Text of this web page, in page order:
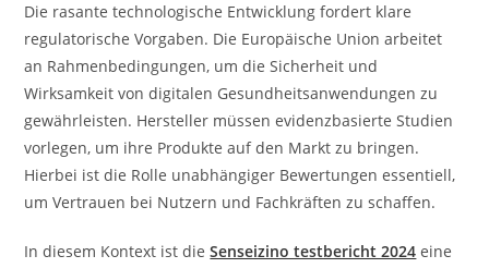
Die rasante technologische Entwicklung fordert klare
regulatorische Vorgaben. Die Europäische Union arbeitet
an Rahmenbedingungen, um die Sicherheit und
Wirksamkeit von digitalen Gesundheitsanwendungen zu
gewährleisten. Hersteller müssen evidenzbasierte Studien
vorlegen, um ihre Produkte auf den Markt zu bringen.
Hierbei ist die Rolle unabhängiger Bewertungen essentiell,
um Vertrauen bei Nutzern und Fachkräften zu schaffen.
In diesem Kontext ist dieSenseizino testbericht 2024 eine